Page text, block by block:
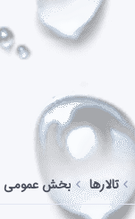
تالارها بخش عمومی